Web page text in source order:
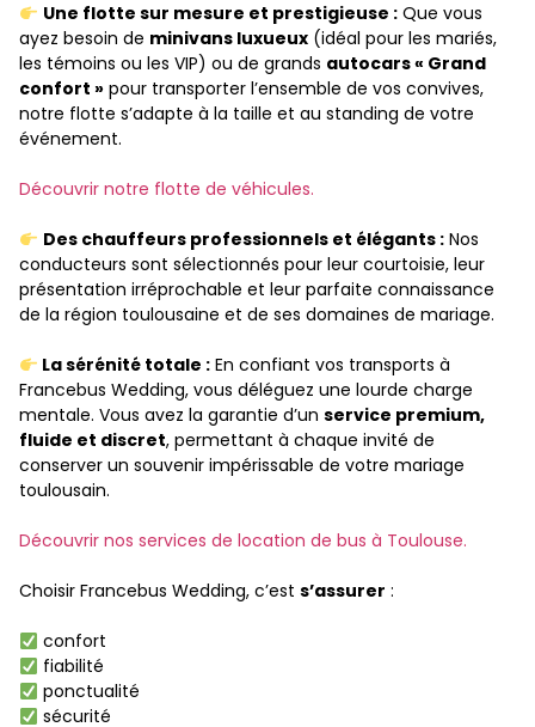
Une flotte sur mesure et prestigieuse :Que vous
ayez besoin de minivans luxueux (idéal pour les mariés,
les témoins ou les VIP) ou de grands autocars « Grand
confort » pour transporter l’ensemble de vos convives,
notre flotte s’adapte à la taille et au standing de votre
événement.
Découvrir notre flotte de véhicules.
Des chauffeurs professionnels et élégants :Nos
conducteurs sont sélectionnés pour leur courtoisie, leur
présentation irréprochable et leur parfaite connaissance
de la région toulousaine et de ses domaines de mariage.
La sérénité totale :En confiant vos transports à
Francebus Wedding, vous déléguez une lourde charge
mentale. Vous avez la garantie d’un service premium,
fluide et discret, permettant à chaque invité de
conserver un souvenir impérissable de votre mariage
toulousain.
Découvrir nos services de location de bus à Toulouse.
Choisir Francebus Wedding, c’est s’assurer :
confort
fiabilité
ponctualité
sécurité